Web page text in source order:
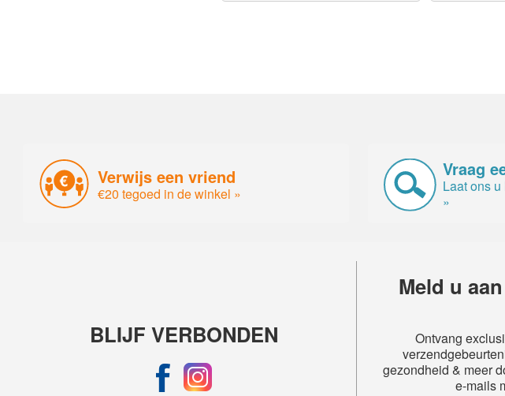
Verwijs een vriend
€20 tegoed in de winkel »
Vraag
Laat ons
»
BLIJF VERBONDEN
Meld u
Ontvang
gezondheid & meer
e-mails